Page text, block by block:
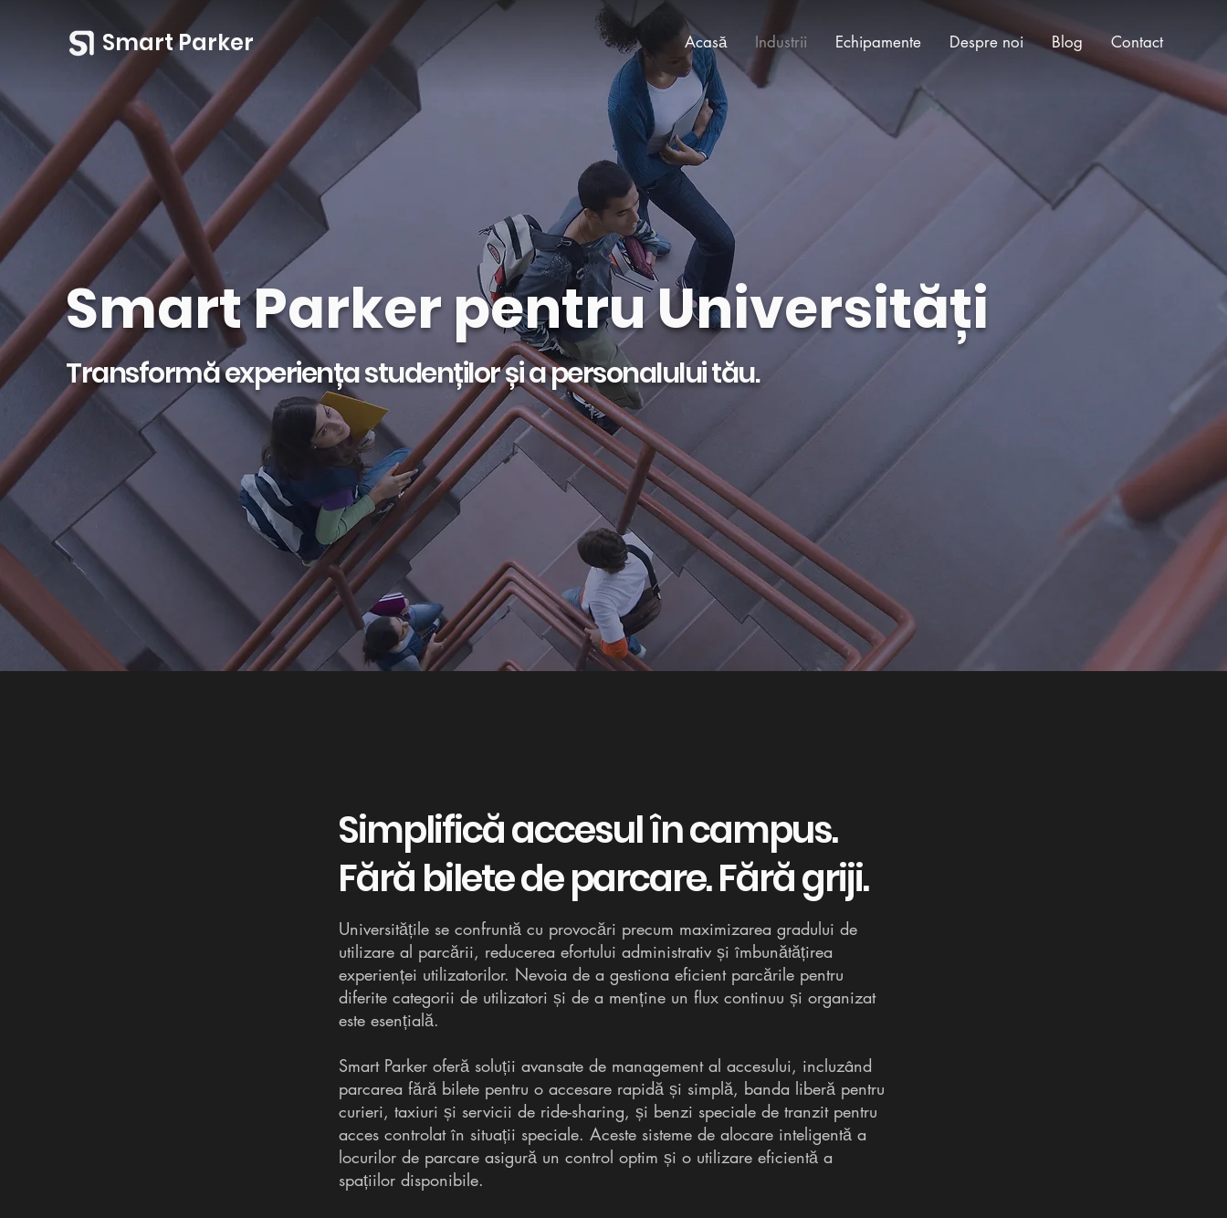
Smart Parker Acasă Industrii Echipamente Despre noi Blog Contact
Smart Parker pentru Universități
Transformă experiența studenților și a personalului tău.
Simplifică accesul în campus.
Fără bilete de parcare. Fără griji.
Universitățile se confruntă cu provocări precum maximizarea gradului de
utilizare al parcării, reducerea efortului administrativ și îmbunătățirea
experienței utilizatorilor. Nevoia de a gestiona eficient parcările pentru
diferite categorii de utilizatori și de a menține un flux continuu și organizat
este esențială.
Smart Parker oferă soluții avansate de management al accesului, incluzând
parcarea fără bilete pentru o accesare rapidă și simplă, banda liberă pentru
curieri, taxiuri și servicii de ride-sharing, și benzi speciale de tranzit pentru
acces controlat în situații speciale. Aceste sisteme de alocare inteligentă a
locurilor de parcare asigură un control optim și o utilizare eficientă a
spațiilor disponibile.